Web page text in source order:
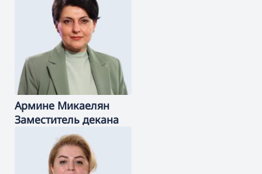
Армине Микаелян
Заместитель декана